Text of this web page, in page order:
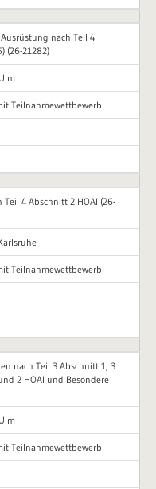
nach Teil 4
(26-21282)
Teilnahmewettbewerb
4 Abschnitt 2 HOAI (26-
Teilnahmewettbewerb
nach Teil 3 Abschnitt 1, 3
2 HOAI und Besondere
Teilnahmewettbewerb